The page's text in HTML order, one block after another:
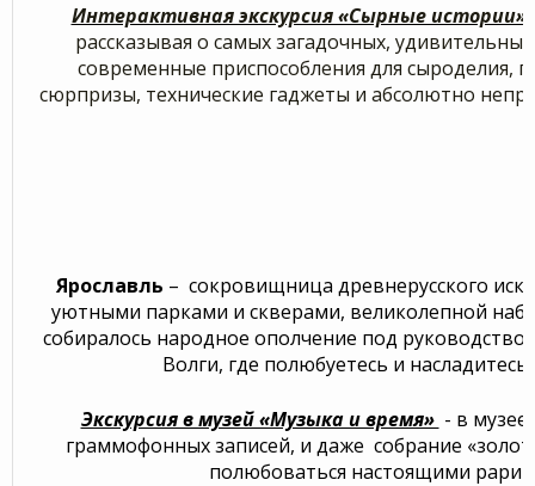
Интерактивная экскурсия «Сырные истории»
рассказывая о самых загадочных,
современные приспособления для сыроделия,
сюрпризы, технические гаджеты и абсолютно
Ярославль – сокровищница древнерусского
уютными парками и скверами, великолепной
собиралось народное ополчение под
Волги, где полюбуетесь и
Экскурсия в музей «Музыка и время» - в
граммофонных записей, и даже собрание
полюбоваться настоящими